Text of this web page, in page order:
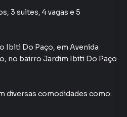
3 suites, 4 vagas e 5
Ibiti Do Paço, em Avenida
, no bairro Jardim Ibiti Do Paço
diversas comodidades como: